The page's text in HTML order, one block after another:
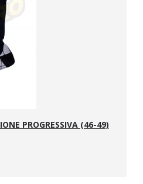
PROGRESSIVA (46-49)